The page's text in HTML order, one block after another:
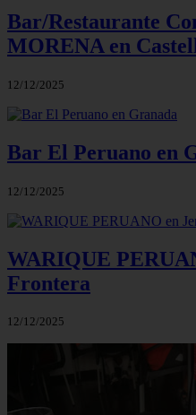
Bar/Restaurante
MORENA en
12/12/2025
Bar El Peruano en
12/12/2025
WARIQUE
Frontera
12/12/2025